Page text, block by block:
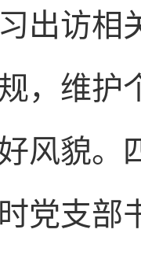
出访相
，维护
风貌。
党支部